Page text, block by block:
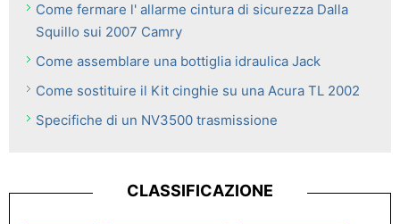
Come fermare l' allarme cintura di sicurezza Dalla
Squillo sui 2007 Camry
Come assemblare una bottiglia idraulica Jack
Come sostituire il Kit cinghie su una Acura TL 2002
Specifiche di un NV3500 trasmissione
CLASSIFICAZIONE